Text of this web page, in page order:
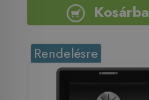
Kosárba
Rendelésre